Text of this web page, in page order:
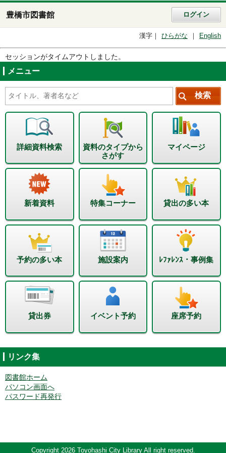
豊橋市図書館 ログイン
漢字 ひらがな English
セッションがタイムアウトしました。
メニュー
詳細資料検索
資料のタイプから
さがす
マイページ
新着資料 特集コーナー 貸出の多い本
予約の多い本 施設案内 ﾚﾌｧﾚﾝｽ・事例集
貸出券 イベント予約 座席予約
リンク集
図書館ホーム
パソコン画面へ
パスワード再発行
Copyright 2026 Toyohashi City Library All right reserved.